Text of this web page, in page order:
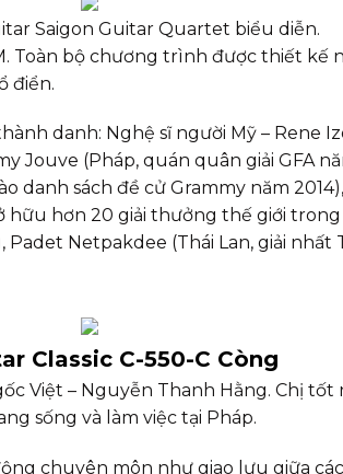
Saigon Guitar Quartet biểu diễn.
Toàn bộ chương trình được thiết kế
điển.
danh: Nghệ sĩ người Mỹ – Rene
Jouve (Pháp, quán quân giải GFA
danh sách đề cử Grammy năm
hơn 20 giải thưởng thế giới
Netpakdee (Thái Lan, giải
Classic C-550-C Còng
Việt – Nguyễn Thanh Hằng. Chị
sống và làm việc tại Pháp.
chuyên môn như giao lưu giữa